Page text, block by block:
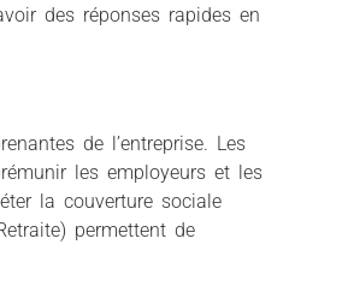
des réponses rapides en
de l’entreprise. Les
les employeurs et les
la couverture sociale
permettent de